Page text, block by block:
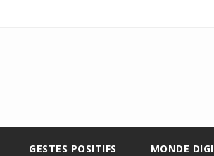
GESTES POSITIFS MONDE